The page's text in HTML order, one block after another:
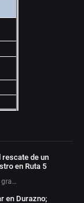
rescate de un
en Ruta 5
en Durazno;